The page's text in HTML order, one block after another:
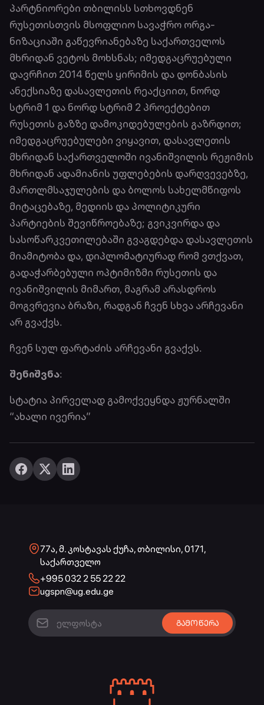
პარტნიორები თბილისს სთხოვ­დნენ
რუსეთისთვის მსოფლიო სავაჭრო ორგა­
ნიზაციაში გაწევრიანებაზე საქართველოს
მხრიდან ვეტოს მოხსნას; იმედგაცრუებული
დავრჩით 2014 წელს ყირიმის და დონბასის
ანექსიაზე დასავლეთის რეაქციით, ნორდ
სტრიმ 1 და ნორდ სტრიმ 2 პროექტებით
რუსეთის გაზზე დამოკიდებულების გაზრდით;
იმედგაცრუებულები ვიყავით, დასავლეთის
მხრიდან საქართველოში ივანიშვილის რეჟიმის
მხრიდან ადამიანის უფლებების დარღვევებზე,
მართლმსაჯულების და ბოლოს სახელმწიფოს
მიტაცებაზე, მედიის და პოლიტიკური
პარტიების შევიწროებაზე; გვიკვირდა და
სასოწარკვეთილებაში გვაგდებდა დასავლეთის
მიამიტობა და, დიპლომატიურად რომ ვთქვათ,
გადაჭარბებული ოპტიმიზმი რუსეთის და
ივანიშვილის მიმართ, მაგრამ არასდროს
მოგვრევია ბრაზი, რადგან ჩვენ სხვა არჩევანი
არ გვაქვს.
ჩვენ სულ ფარტაძის არჩევანი გვაქვს.
შენიშვნა:
სტატია პირველად გამოქვეყნდა ჟურნალში
“ახალი ივერია”
77ა, მ. კოსტავას ქუჩა, თბილისი, 0171,
საქართველო
+995 032 2 55 22 22
ugspn@ug.edu.ge